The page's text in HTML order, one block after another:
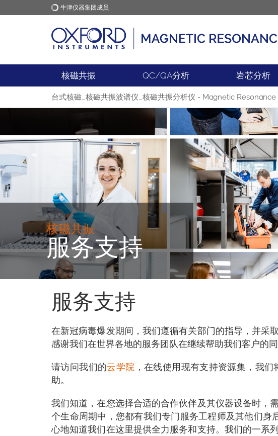
牛津仪器集团成员
牛津仪器 应用
核磁共振 QC/QA分析 岩芯分析
台式核磁_核磁共振波谱仪_核磁共振分析仪 - Magnetic Resonance
核磁共振
服务支持
服务支持
在新冠病毒爆发期间，我们遵循有关部门的指导，并采
感谢我们在世界各地的服务团队在继续帮助我们客户的
请访问我们的云学院 ，在线使用现有支持资源集，我
助。
我们知道，在您选择合适的合作伙伴及其仪器设备时，
个生命周期中，您都有我们专门服务工程师及其他们
心地知道我们在这里提供全力服务和支持。我们的一系